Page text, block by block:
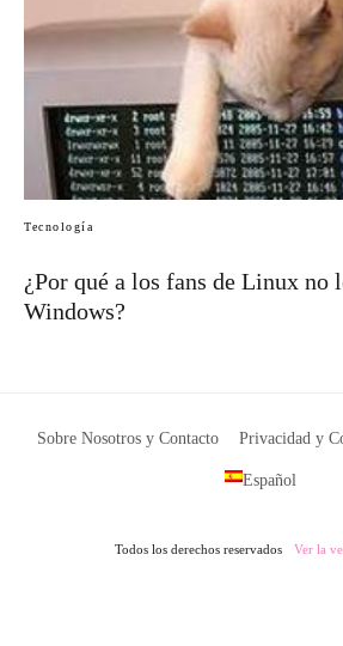
Tecnología
¿Por qué a los fans de Linux no
Windows?
Sobre Nosotros y Contacto Privacidad y
Español
Todos los derechos reservados Ver la